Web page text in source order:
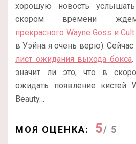
хорошую новость
скором времени
прекрасного Wayne Goss и
в Уэйна я очень верю).
лист ожидания выхода бокса
значит ли это, что в
ожидать появление кистей
Beauty…
МОЯ ОЦЕНКА: 5/ 5